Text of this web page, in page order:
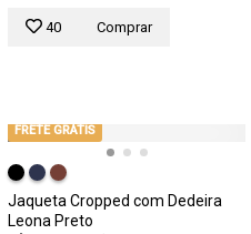
40 Comprar
FRETE GRÁTIS
Jaqueta Cropped com Dedeira
Leona Preto